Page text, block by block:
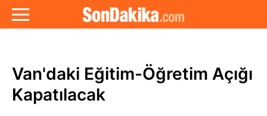
Van'daki Eğitim-Öğretim Açığı
Kapatılacak